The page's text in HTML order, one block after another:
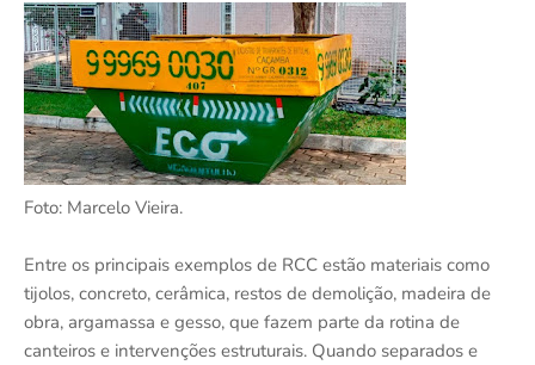
Foto: Marcelo Vieira.
Entre os principais exemplos de RCC estão materiais como
tijolos, concreto, cerâmica, restos de demolição, madeira de
obra, argamassa e gesso, que fazem parte da rotina de
canteiros e intervenções estruturais. Quando separados e